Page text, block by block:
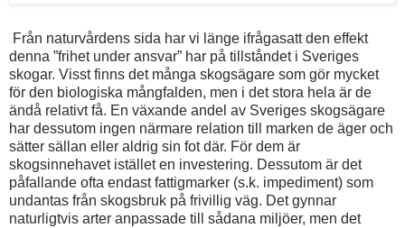
Från naturvårdens sida har vi länge ifrågasatt den effekt
denna ”frihet under ansvar” har på tillståndet i Sveriges
skogar. Visst finns det många skogsägare som gör mycket
för den biologiska mångfalden, men i det stora hela är de
ändå relativt få. En växande andel av Sveriges skogsägare
har dessutom ingen närmare relation till marken de äger och
sätter sällan eller aldrig sin fot där. För dem är
skogsinnehavet istället en investering. Dessutom är det
påfallande ofta endast fattigmarker (s.k. impediment) som
undantas från skogsbruk på frivillig väg. Det gynnar
naturligtvis arter anpassade till sådana miljöer, men det